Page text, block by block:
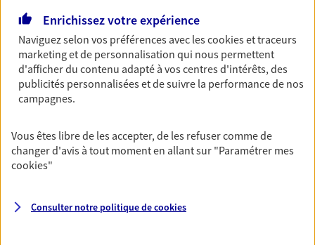
notre solution PER (Plan Epargne Retraite)
spécialement conçue pour la retraite.
Découvrir l'offre Retraite
Prévoyance
Pour un avenir serein, assurez-vous avec notre
contrat prévoyance. Préservez vos proches en cas
d'accident ou de maladie en optant pour les
garanties incapacité temporaire totale de travail,
Découvrir l'offre Prévoyance
Enrichissez votre expérience
Naviguez selon vos préférences avec lescookies et traceurs
marketing et de personnalisation qui nous permettent
d'afficher du contenu adapté à vos centres d'intérêts, des
publicités personnalisées et de suivre la performance de nos
campagnes.
Vous êtes libre de les accepter, de les refuser comme de
changer d'avis à tout moment en allant sur "Paramétrer mes
cookies"
Consulter notre politique decookies